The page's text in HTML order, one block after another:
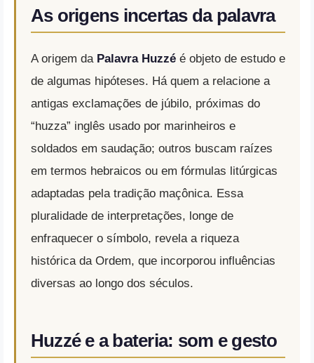
As origens incertas da palavra
A origem da Palavra Huzzéé objeto de estudo e
de algumas hipóteses. Há quem a relacione a
antigas exclamações de júbilo, próximas do
“huzza” inglês usado por marinheiros e
soldados em saudação; outros buscam raízes
em termos hebraicos ou em fórmulas litúrgicas
adaptadas pela tradição maçônica. Essa
pluralidade de interpretações, longe de
enfraquecer o símbolo, revela a riqueza
histórica da Ordem, que incorporou influências
diversas ao longo dos séculos.
Huzzé e a bateria: som e gesto